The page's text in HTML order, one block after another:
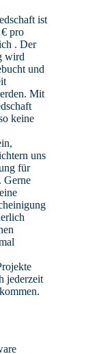
OStR
Schule
ist
pro
. Der
wird
und
Mit
keine
uns
für
Gerne
jederzeit